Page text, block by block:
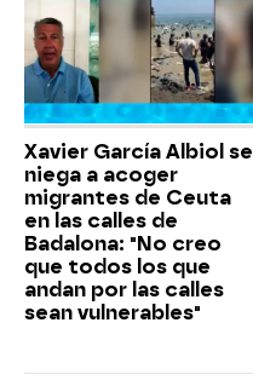
Xavier García Albiol se
niega a acoger
migrantes de Ceuta
en las calles de
Badalona: "No creo
que todos los que
andan por las calles
sean vulnerables"